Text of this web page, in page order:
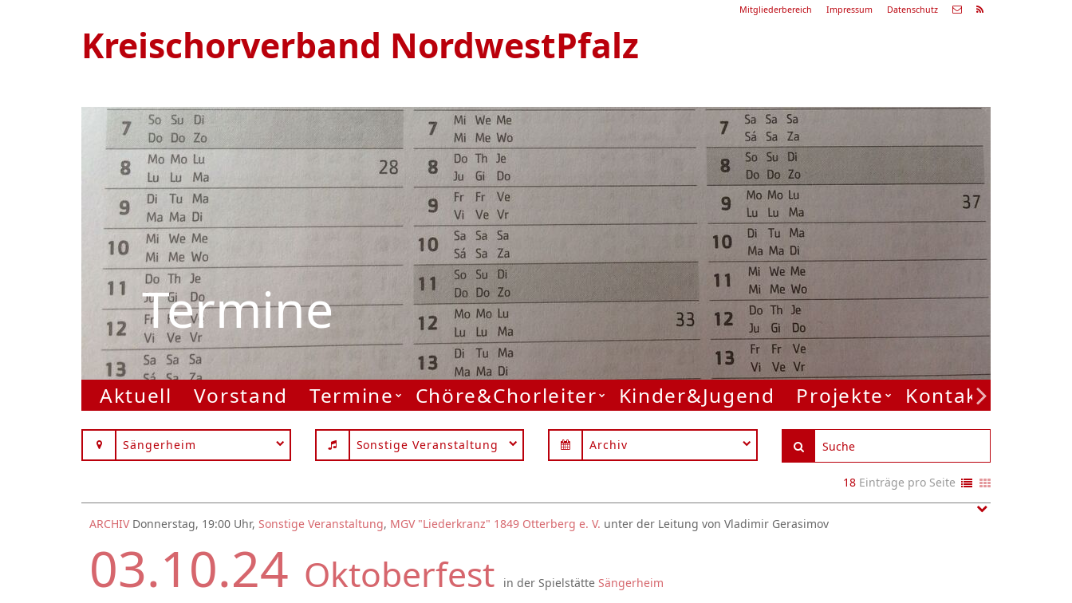
Mitgliederbereich Impressum Datenschutz
Kreischorverband NordwestPfalz
Termine
Veranstaltung
29.08.26
Sommerkonzert
19:00 Uhr
Zum Konzert
Aktuell Vorstand Termine Chöre&Chorleiter Kinder&Jugend Projekte Kontakt
Sängerheim Sonstige Veranstaltung Archiv
18 Einträge pro Seite
ARCHIV Donnerstag, 19:00 Uhr, Sonstige Veranstaltung, MGV "Liederkranz" 1849 Otterberg e. V. unter der Leitung von Vladimir Gerasimov
03.10.24 Oktoberfest in der Spielstätte Sängerheim